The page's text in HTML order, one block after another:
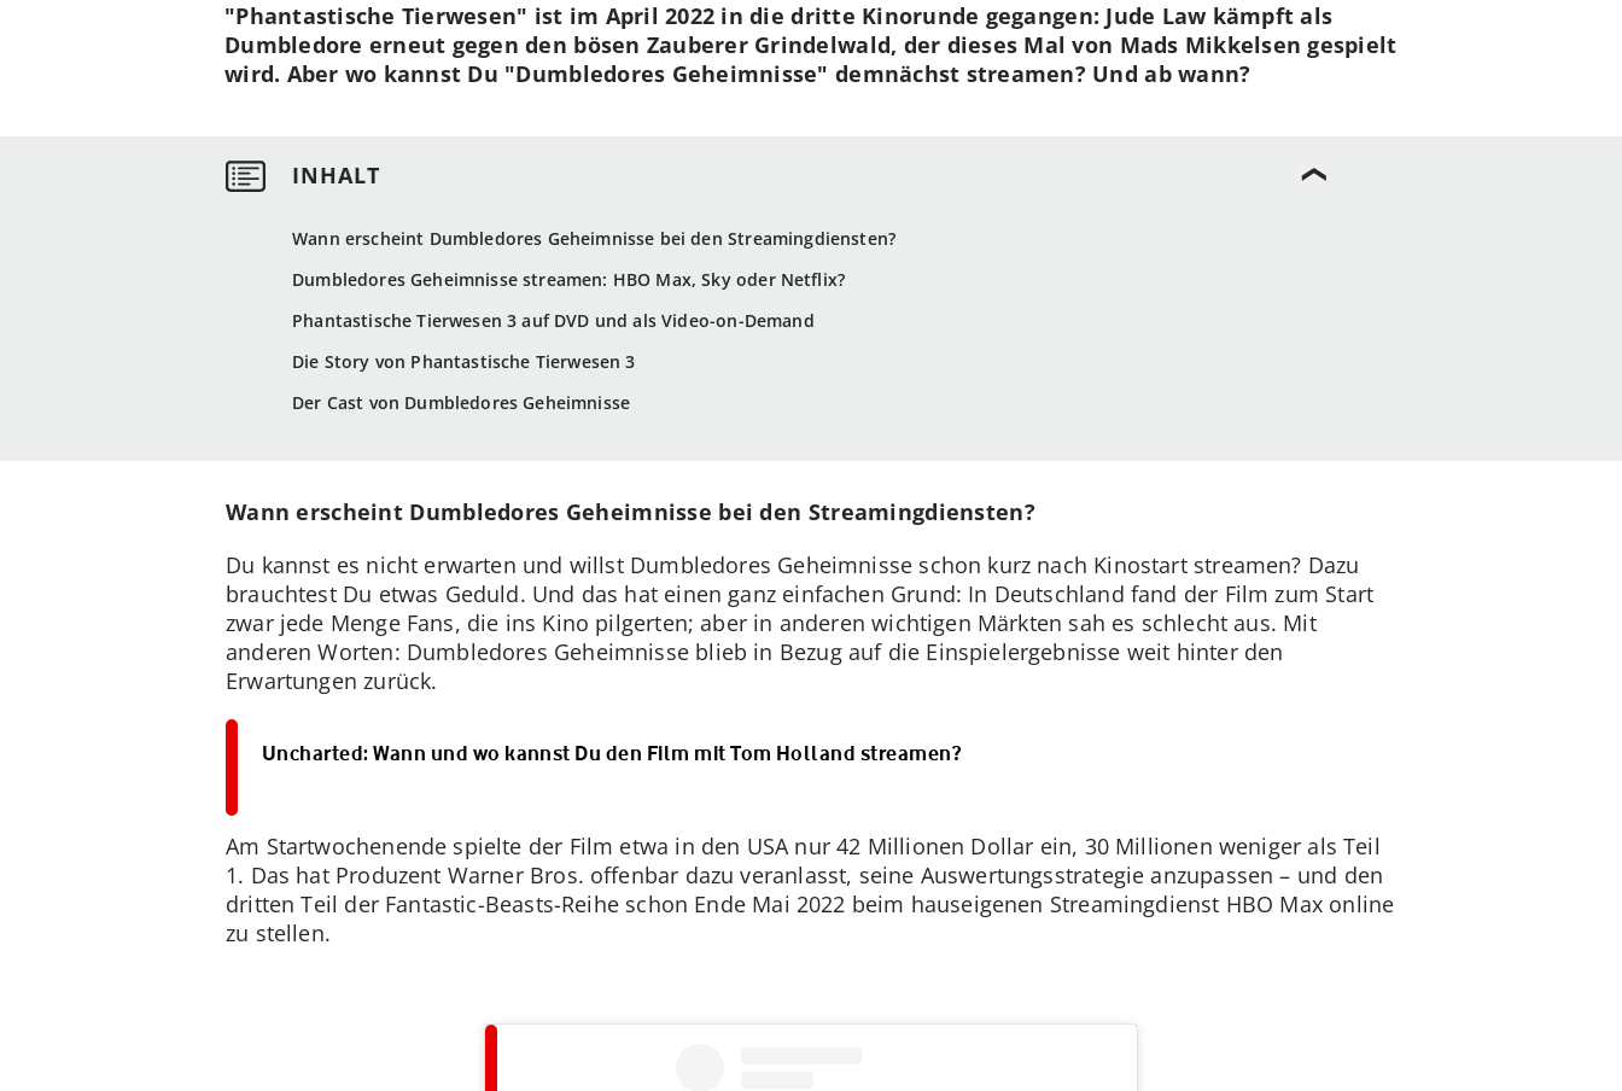
Wann erscheint Dumbledores Geheimnisse bei den Streamingdiensten?
Dumbledores Geheimnisse streamen: HBO Max, Sky oder Netflix?
Phantastische Tierwesen 3 auf DVD und als Video-on-Demand
Die Story von Phantastische Tierwesen 3
Der Cast von Dumbledores Geheimnisse
"Phantastische Tierwesen" ist im April 2022 in die dritte Kinorunde gegangen: Jude Law kämpft als
Dumbledore erneut gegen den bösen Zauberer Grindelwald, der dieses Mal von Mads Mikkelsen gespielt
wird. Aber wo kannst Du "Dumbledores Geheimnisse" demnächst streamen? Und ab wann?
Wann erscheint Dumbledores Geheimnisse bei den Streamingdiensten?
Du kannst es nicht erwarten und willst Dumbledores Geheimnisse schon kurz nach Kinostart streamen? Dazu
brauchtest Du etwas Geduld. Und das hat einen ganz einfachen Grund: In Deutschland fand der Film zum Start
zwar jede Menge Fans, die ins Kino pilgerten; aber in anderen wichtigen Märkten sah es schlecht aus. Mit
anderen Worten: Dumbledores Geheimnisse blieb in Bezug auf die Einspielergebnisse weit hinter den
Erwartungen zurück.
Uncharted: Wann und wo kannst Du den Film mit Tom Holland streamen?
Am Startwochenende spielte der Film etwa in den USA nur 42 Millionen Dollar ein, 30 Millionen weniger als Teil
1. Das hat Produzent Warner Bros. offenbar dazu veranlasst, seine Auswertungsstrategie anzupassen – und den
dritten Teil der Fantastic-Beasts-Reihe schon Ende Mai 2022 beim hauseigenen Streamingdienst HBO Max online
zu stellen.